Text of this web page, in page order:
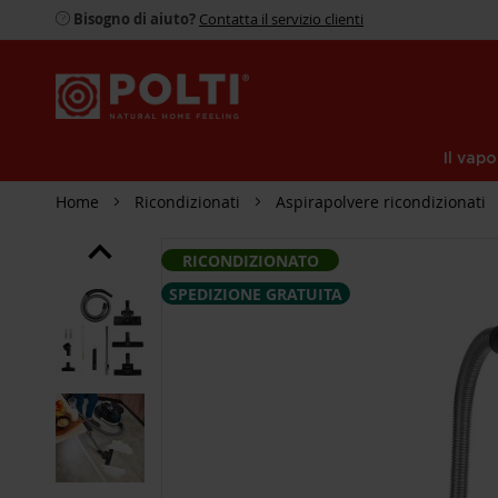
Bisogno di aiuto? Contatta il servizio clienti
Il
Home Ricondizionati Aspirapolvere ricondizionati
SKIP
THE
END
OF
THE
IMAGES
GALLERY
RICONDIZIONATO
SPEDIZIONE GRATUITA